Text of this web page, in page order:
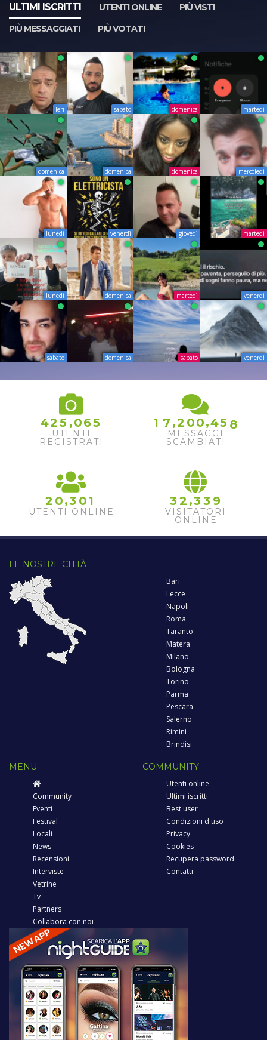
ULTIMI ISCRITTI UTENTI ONLINE
PIÙ VISTI
PIÙ MESSAGGIATI
PIÙ VOTATI
Ieri sabato domenica martedì
domenica domenica domenica mercoledì
lunedì venerdì giovedì martedì
lunedì domenica martedì venerdì
sabato domenica sabato venerdì
425 ,065
UTENTI
REGISTRATI
1 7 ,2 00,45 8
MESSAGGI
SCAMBIATI
2 0,3 01
UTENTI ONLINE
32 ,33 9
VISITATORI
ONLINE
LE NOSTRE CITTÀ
Bari
Lecce
Napoli
Roma
Taranto
Matera
Milano
Bologna
Torino
Parma
Pescara
Salerno
Rimini
Brindisi
MENU
Community
Eventi
Festival
Locali
News
Recensioni
Interviste
Vetrine
Tv
Partners
Collabora con noi
COMMUNITY
Utenti online
Ultimi iscritti
Best user
Condizioni d'uso
Privacy
Cookies
Recupera password
Contatti